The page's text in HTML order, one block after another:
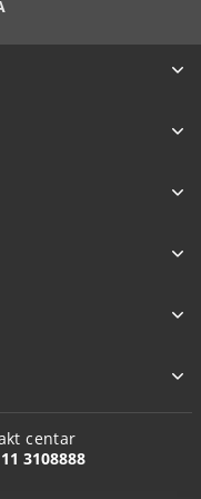
centar
3108888